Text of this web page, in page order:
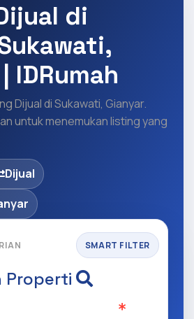
di
IDRumah
Dijual di Sukawati, Gianyar.
untuk menemukan listing yang
Dijual
SMART FILTER
Properti